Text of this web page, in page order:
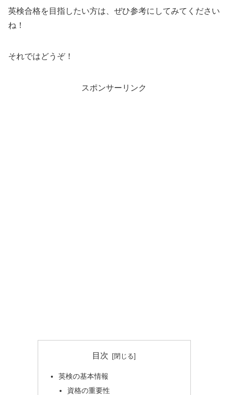
英検合格を目指したい方は、ぜひ参考にしてみてください
ね！
それではどうぞ！
スポンサーリンク
目次
英検の基本情報
資格の重要性